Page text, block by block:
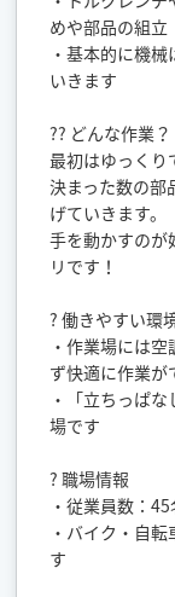
めや部品の組立
・基本的に機
いきます
?? どんな作業？
最初はゆっくり
決まった数の部
げていきます。
手を動かすのが
リです！
? 働きやすい環
・作業場には
ず快適に作業が
・「立ちっぱ
場です
? 職場情報
・従業員数：45
・バイク・自
す